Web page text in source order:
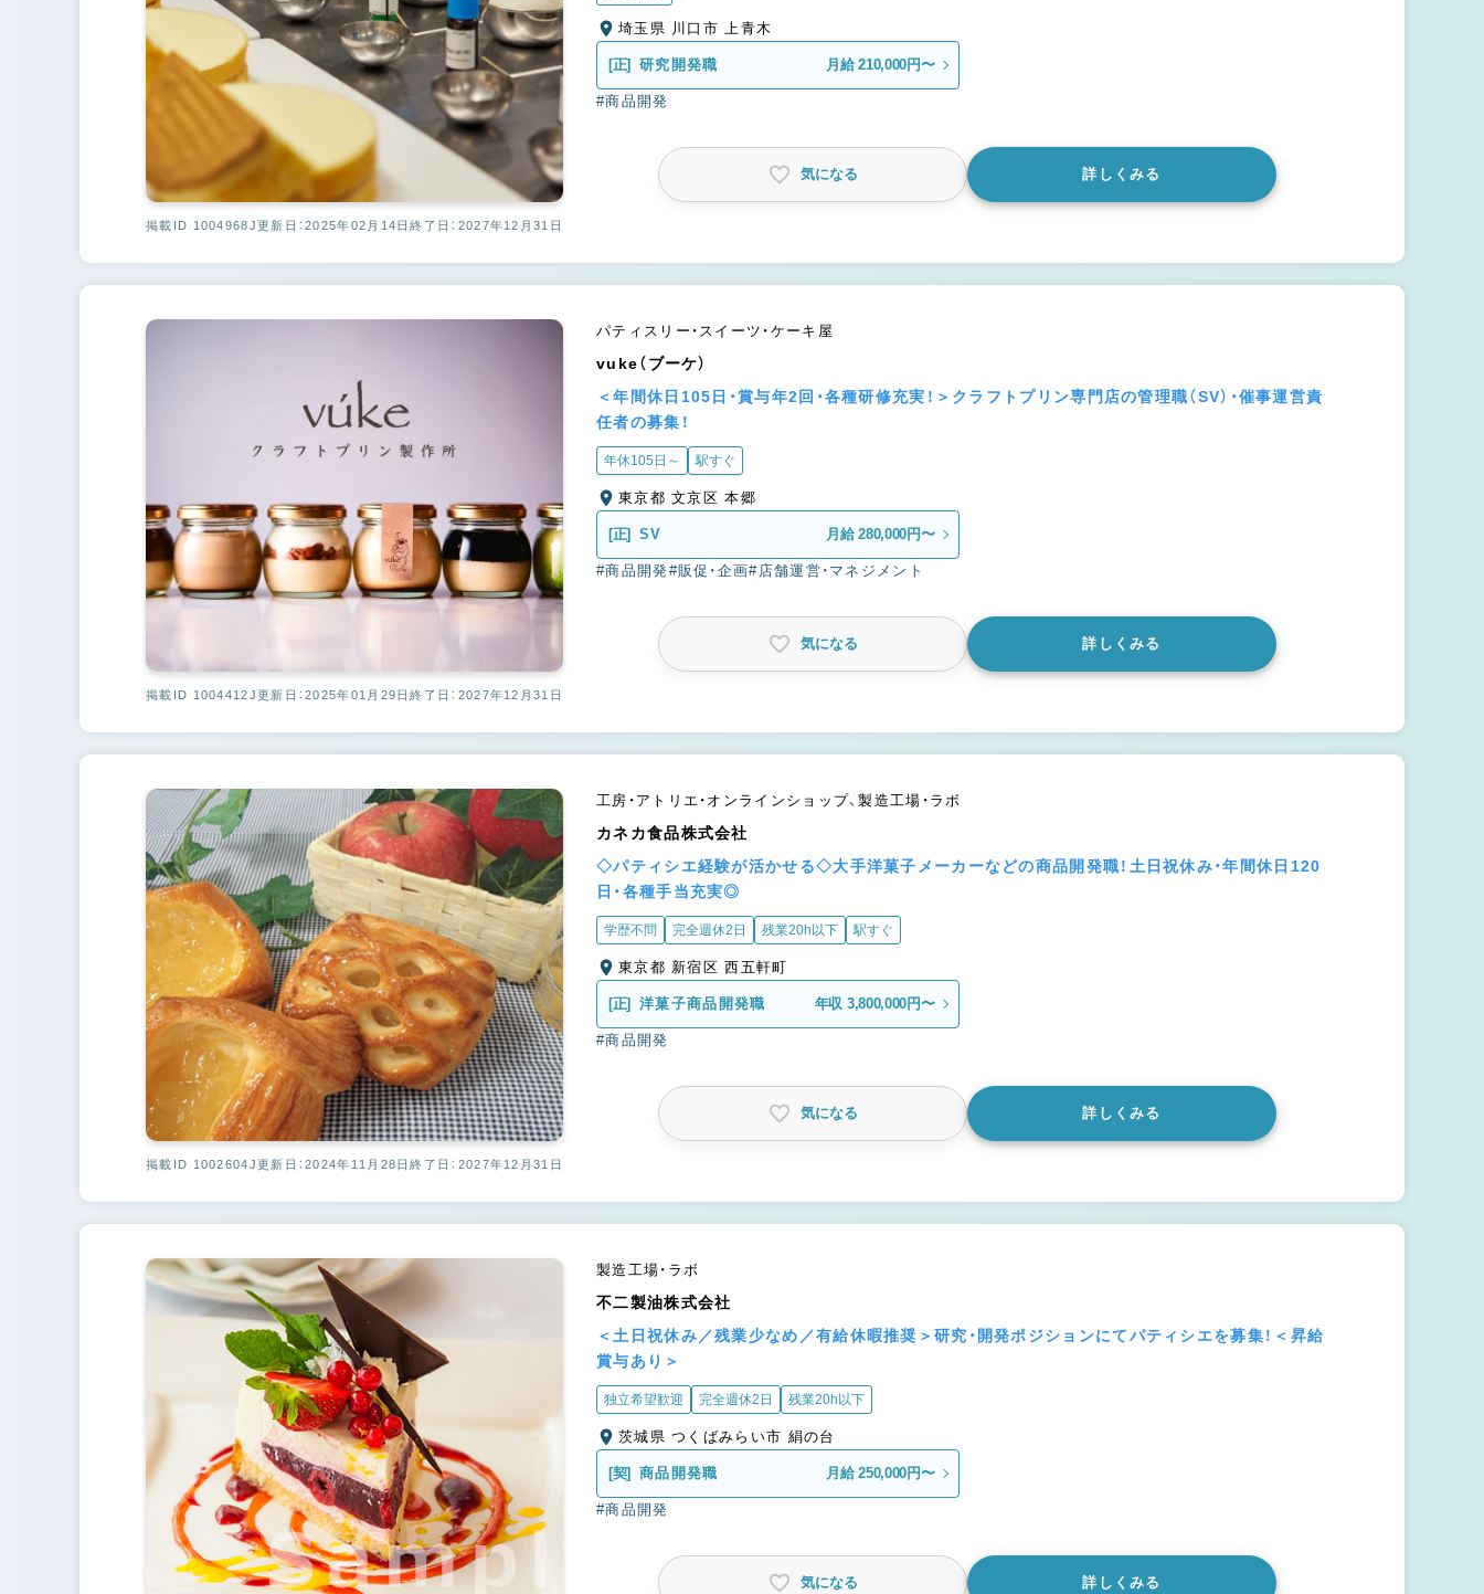
埼玉県 川口市 上青木
[正] 研究開発職 月給 210,000円〜
#商品開発
気になる 詳しくみる
掲載ID 1004968J更新日：2025年02月14日終了日：2027年12月31日
パティスリー・スイーツ・ケーキ屋
vuke（ブーケ）
＜年間休日105日・賞与年2回・各種研修充実！＞クラフトプリン専門店の管理職（SV）・催事運営責
任者の募集！
年休105日～ 駅すぐ
東京都 文京区 本郷
[正] SV 月給 280,000円〜
#商品開発#販促・企画#店舗運営・マネジメント
気になる 詳しくみる
掲載ID 1004412J更新日：2025年01月29日終了日：2027年12月31日
工房・アトリエ・オンラインショップ、製造工場・ラボ
カネカ食品株式会社
◇パティシエ経験が活かせる◇大手洋菓子メーカーなどの商品開発職！土日祝休み・年間休日120
日・各種手当充実◎
学歴不問 完全週休2日 残業20h以下 駅すぐ
東京都 新宿区 西五軒町
[正] 洋菓子商品開発職 年収 3,800,000円〜
#商品開発
気になる 詳しくみる
掲載ID 1002604J更新日：2024年11月28日終了日：2027年12月31日
製造工場・ラボ
不二製油株式会社
＜土日祝休み／残業少なめ／有給休暇推奨＞研究・開発ポジションにてパティシエを募集！＜昇給
賞与あり＞
独立希望歓迎 完全週休2日 残業20h以下
茨城県 つくばみらい市 絹の台
[契] 商品開発職 月給 250,000円〜
#商品開発
気になる 詳しくみる